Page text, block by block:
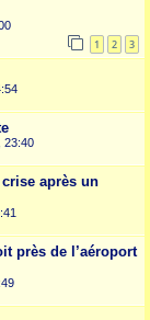
1 2 3
23:40
après un
près de l’aéroport